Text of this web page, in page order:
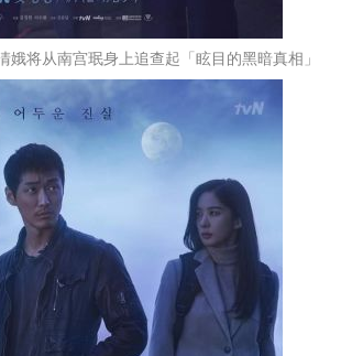
娥将从南宫珉身上追查起「眩目的黑暗真相」